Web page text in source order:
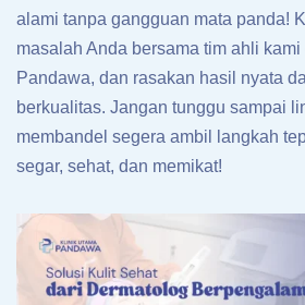
alami tanpa gangguan mata panda!
masalah Anda bersama tim ahli
Pandawa, dan rasakan hasil nyata
berkualitas. Jangan tunggu sampai
membandel segera ambil langkah
segar, sehat, dan memikat!